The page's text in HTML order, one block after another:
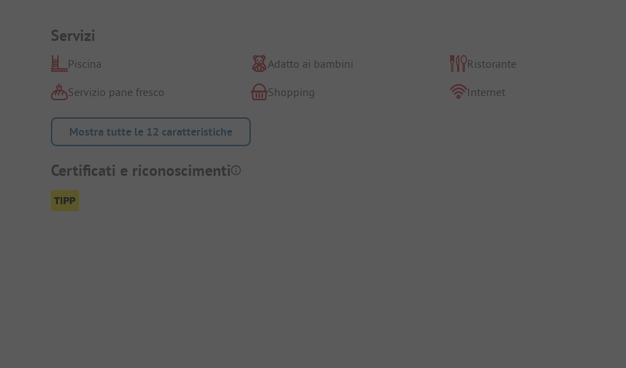
Servizi
Piscina Adatto ai bambini
Ristorante
Servizio pane fresco
Shopping Internet
Mostra tutte le 12 caratteristiche
Certificati e riconoscimenti